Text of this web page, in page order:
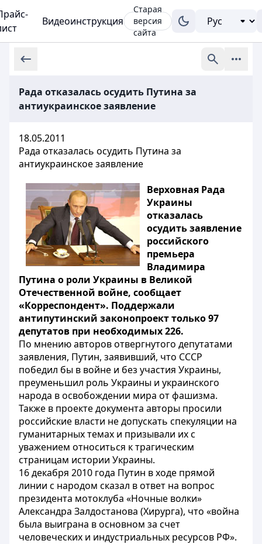
Видеоинструкция
Старая
версия
сайта
Рада отказалась осудить Путина за
антиукраинское заявление
18.05.2011
Рада отказалась осудить Путина за
антиукраинское заявление
Верховная Рада
Украины
отказалась
осудить заявление
российского
премьера
Владимира
Путина о роли Украины в Великой
Отечественной войне, сообщает
«Корреспондент». Поддержали
антипутинский законопроект только 97
депутатов при необходимых 226.
По мнению авторов отвергнутого депутатами
заявления, Путин, заявивший, что СССР
победил бы в войне и без участия Украины,
преуменьшил роль Украины и украинского
народа в освобождении мира от фашизма.
Также в проекте документа авторы просили
российские власти не допускать спекуляции на
гуманитарных темах и призывали их с
уважением относиться к трагическим
страницам истории Украины.
16 декабря 2010 года Путин в ходе прямой
линии с народом сказал в ответ на вопрос
президента мотоклуба «Ночные волки»
Александра Залдостанова (Хирурга), что «война
была выиграна в основном за счет
человеческих и индустриальных ресурсов РФ».